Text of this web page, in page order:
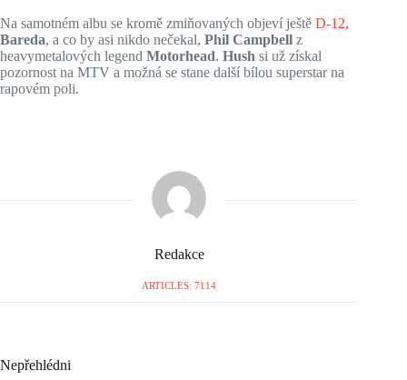
Na samotném albu se kromě zmiňovaných objeví ještě D-12,
Bareda, a co by asi nikdo nečekal, Phil Campbell z
heavymetalových legend Motorhead. Hush si už získal
pozornost na MTV a možná se stane další bílou superstar na
rapovém poli.
Redakce
ARTICLES: 7114
Nepřehlédni